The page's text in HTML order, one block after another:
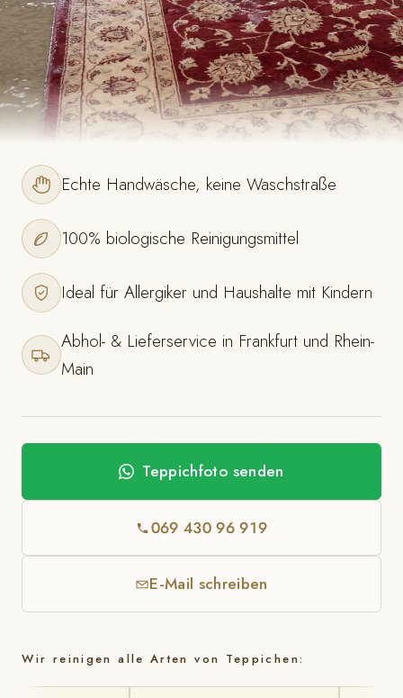
Echte Handwäsche, keine Waschstraße
100% biologische Reinigungsmittel
Ideal für Allergiker und Haushalte mit Kindern
Abhol- & Lieferservice in Frankfurt und Rhein-
Main
Teppichfoto senden
069 430 96 919
E-Mail schreiben
Wir reinigen alle Arten von Teppichen: